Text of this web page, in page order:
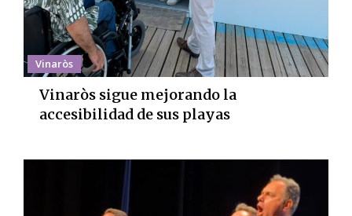
Vinaròs
Vinaròs sigue mejorando la
accesibilidad de sus playas